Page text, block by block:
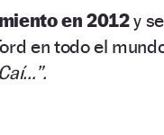
en 2012y se
en todo el